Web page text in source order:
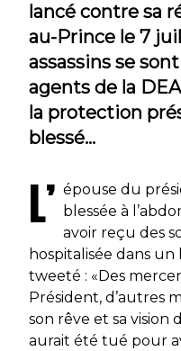
lancé contre sa
au-Prince le 7
assassins se
agents de la
la protection
blessé…
L’ épouse du
blessée à
avoir reçu des
hospitalisée dans un
tweeté : «Des
Président, d’autres
son rêve et sa vision
aurait été tué pour